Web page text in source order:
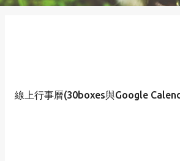
線上行事曆(30boxes與Google